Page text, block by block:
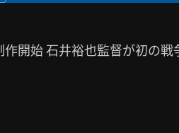
開始 石井裕也監督が初の戦